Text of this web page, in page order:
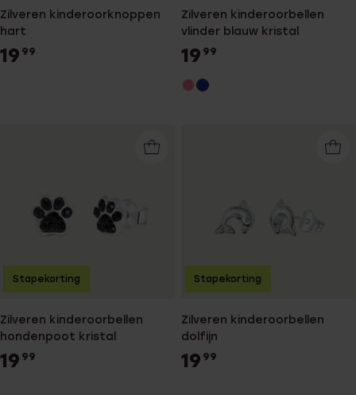
Zilveren kinderoorknoppen
hart
19 99
Zilveren kinderoorbellen
vlinder blauw kristal
19 99
Zilveren kinderoorbellen
hondenpoot kristal
19 99
Stapekorting
Zilveren kinderoorbellen
dolfijn
19 99
Stapekorting